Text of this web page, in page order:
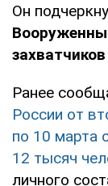
Он
Ранее
России от
по 10 марта
12 тысяч
личного